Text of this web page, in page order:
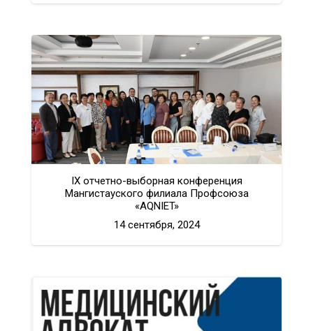
IX отчетно-выборная конференция
Мангистауского филиала Профсоюза
«AQNIET»
14 сентября, 2024